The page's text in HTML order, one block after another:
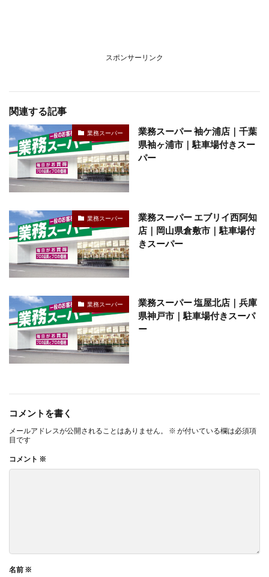
スポンサーリンク
関連する記事
業務スーパー
業務スーパー 袖ケ浦店｜千葉
県袖ヶ浦市｜駐車場付きスー
パー
業務スーパー
業務スーパー エブリイ西阿知
店｜岡山県倉敷市｜駐車場付
きスーパー
業務スーパー
業務スーパー 塩屋北店｜兵庫
県神戸市｜駐車場付きスーパ
ー
コメントを書く
メールアドレスが公開されることはありません。 ※ が付いている欄は必須項
目です
コメント ※
名前 ※